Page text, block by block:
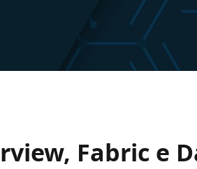
Fabric e